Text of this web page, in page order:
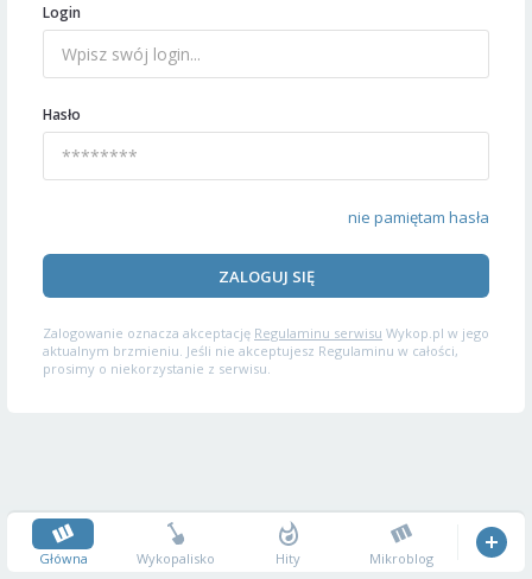
Login
Hasło
nie pamiętam hasła
ZALOGUJ SIĘ
Zalogowanie oznacza akceptację Regulaminu serwisu Wykop.pl w jego
aktualnym brzmieniu. Jeśli nie akceptujesz Regulaminu w całości,
prosimy o niekorzystanie z serwisu.
Główna Wykopalisko Hity Mikroblog